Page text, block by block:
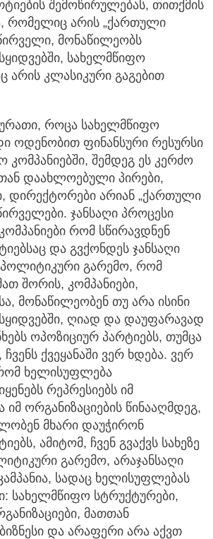
შემოწირულებას, თითქმის
რომელიც არის „ქართული
მონაწილეობს
სახელმწიფო
არის კლასიკური გაგებით
სურათი, როცა სახელმწიფო
ოდენობით ფინანსური რესურსი
კომპანიებში, შემდეგ ეს კერძო
დაახლოებული პირები,
დირექტორები არიან „ქართული
ჯანსაღი პროცესი
რომ სწირავდნენ
და გვქონდეს ჯანსაღი
გარემო, რომ
შორის, კომპანიები,
მონაწილეობენ თუ არა ისინი
ღიად და დაუფარავად
ოპოზიციურ პარტიებს, თუმცა
ქვეყანაში ვერ ხდება. ვერ
ხელისუფლება
რეპრესიებს იმ
იმ ორგანიზაციების წინააღმდეგ,
მხარი დაუჭირონ
ამიტომ, ჩვენ გვაქვს სახეზე
გარემო, არაჯანსაღი
სადაც ხელისუფლებას
სახელმწიფო სტრუქტურები,
მათთან
და არაფერი არა აქვთ